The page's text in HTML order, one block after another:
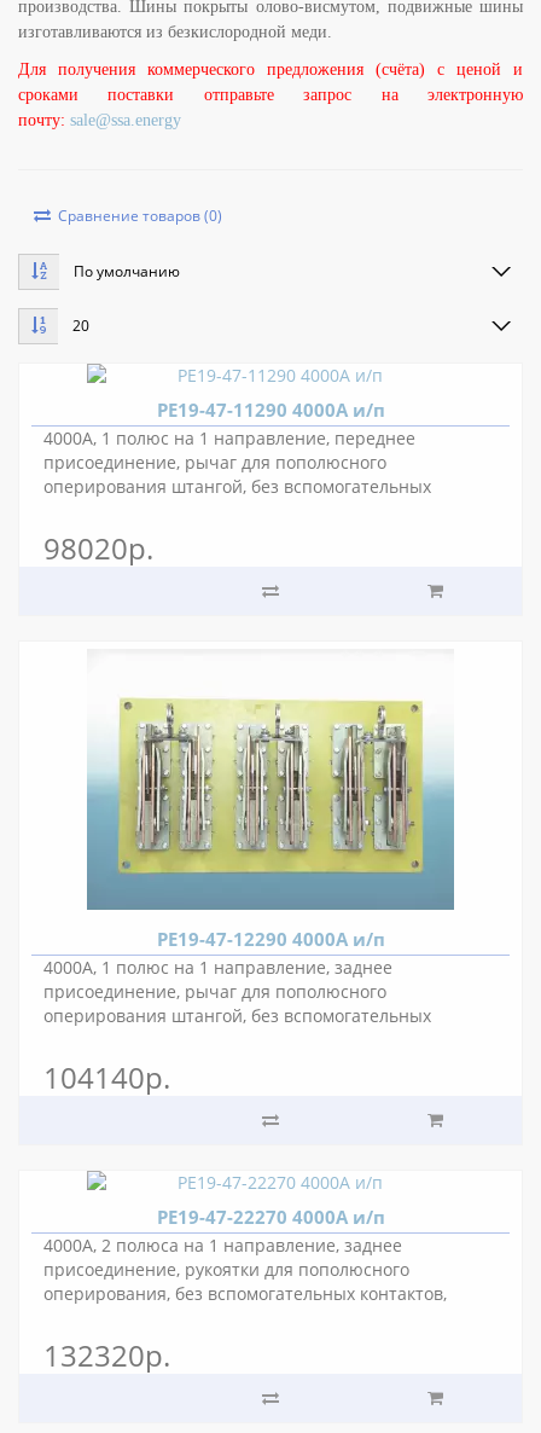
производства. Шины покрыты олово-висмутом, подвижные шины
изготавливаются из безкислородной меди.
Для получения коммерческого предложения (счёта) с ценой и
сроками поставки отправьте запрос на электронную
почту: sale@ssa.energy
Сравнение товаров (0)
По умолчанию
20
РЕ19-47-11290 4000А и/п
4000А, 1 полюс на 1 направление, переднее
присоединение, рычаг для пополюсного
оперирования штангой, без вспомогательных
98020р.
РЕ19-47-12290 4000А и/п
4000А, 1 полюс на 1 направление, заднее
присоединение, рычаг для пополюсного
оперирования штангой, без вспомогательных
104140р.
РЕ19-47-22270 4000А и/п
4000А, 2 полюса на 1 направление, заднее
присоединение, рукоятки для пополюсного
оперирования, без вспомогательных контактов,
132320р.